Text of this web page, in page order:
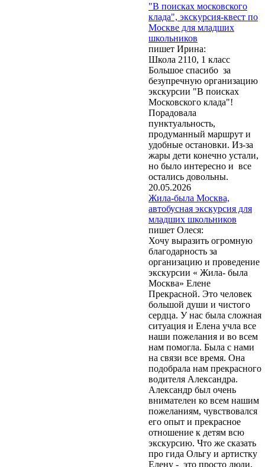
Обращаем Ваше
внимание, что при
заказе экскурсий и
оформлении бланков
заказа нажатие кнопки
"Отправить" или
"Заказать" означает
согласие на обработку
Ваших персональных
данных (Федеральный
закон № 152-ФЗ от
27.07.2006 г. «О
персональных
данных»).Вы даете
согласие Центру
экскурсий и
путешествий
«Московский» на
обработку своих
персональных данных
(ФИО, телефон, e-mail)
в целях обработки
своего заказа и связи с
вами. Обработка
осуществляется в
соответствии с
Политикой
конфиденциальности
Согласие может быть
отозвано путём
направления
письменного заявления
на адрес
moscentre@yandex.ru.
"В поисках московского
клада", экскурсия-квест по
Москве для младших
школьников
пишет Ирина:
Школа 2110, 1 класс
Большое спасибо за
безупречную организацию
экскурсии "В поисках
Московского клада"!
Порадовала
пунктуальность,
продуманный маршрут и
удобные остановки. Из-за
жары дети конечно устали,
но было интересно и все
остались довольны.
20.05.2026
Жила-была Москва,
автобусная экскурсия для
младших школьников
пишет Олеся:
Хочу выразить огромную
благодарность за
организацию и проведение
экскурсии « Жила- была
Москва» Елене
Прекрасной. Это человек
большой души и чистого
сердца. У нас была сложная
ситуация и Елена учла все
наши пожелания и во всем
нам помогла. Была с нами
на связи все время. Она
подобрала нам прекрасного
водителя Александра.
Александр был очень
внимателен ко всем нашим
пожеланиям, чувствовался
его опыт и прекрасное
отношение к детям всю
экскурсию. Что же сказать
про гида Ольгу и артистку
Елену - это просто люди,